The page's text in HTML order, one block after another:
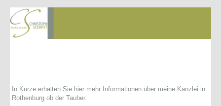
In Kürze erhalten Sie hier mehr Informationen über meine Kanzlei in
Rothenburg ob der Tauber.